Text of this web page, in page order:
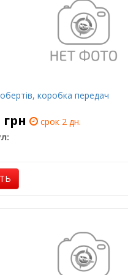
коробка передач
грн
срок 2 дн.